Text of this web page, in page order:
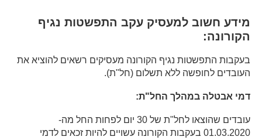
מידע חשוב למעסיק עקב התפשטות נגיף
הקורונה:
בעקבות התפשטות נגיף הקורונה מעסיקים רשאים להוציא את
העובדים לחופשה ללא תשלום (חל"ת).
דמי אבטלה במהלך החל"ת:
עובדים שהוצאו לחל"ת של 30 יום לפחות החל מה-
01.03.2020 בעקבות הקורונה עשויים להיות זכאים לדמי